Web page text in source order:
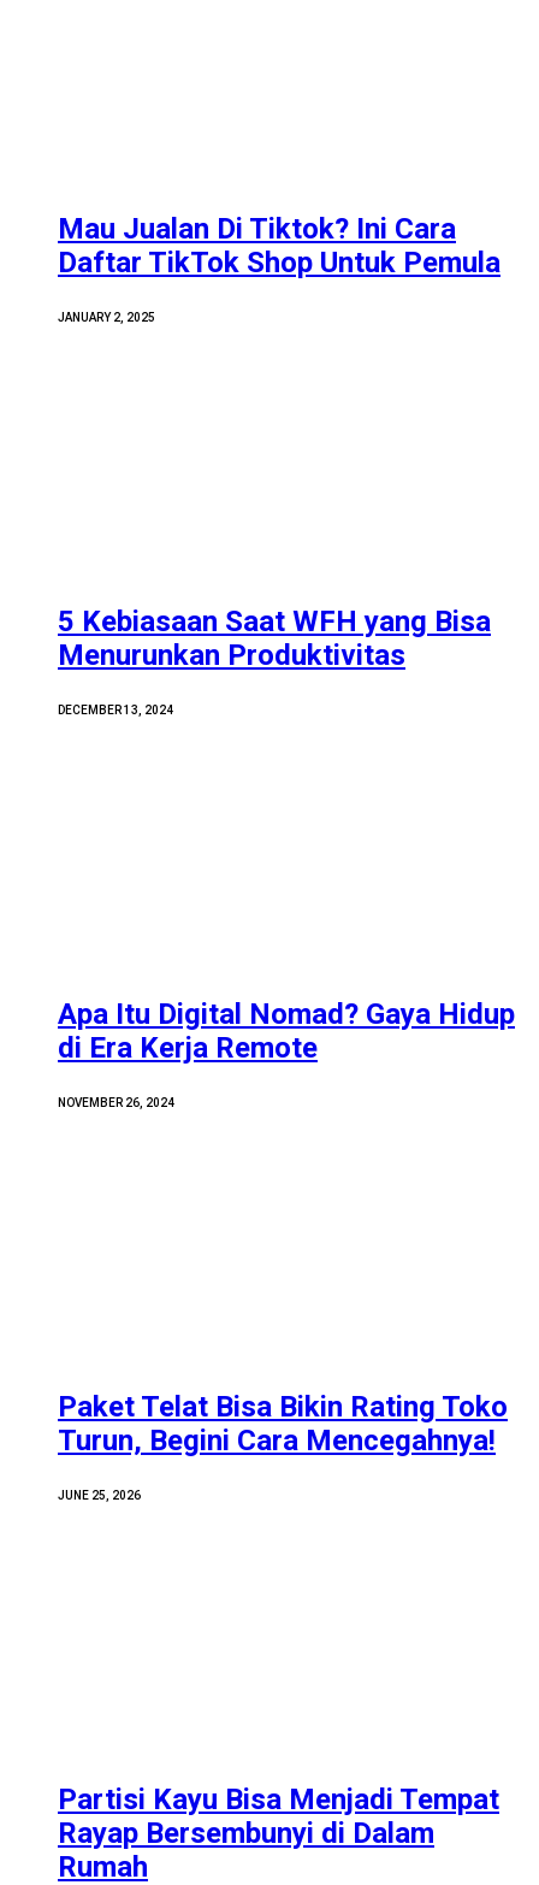
Mau Jualan Di Tiktok? Ini Cara
Daftar TikTok Shop Untuk Pemula
JANUARY 2, 2025
5 Kebiasaan Saat WFH yang Bisa
Menurunkan Produktivitas
DECEMBER 13, 2024
Apa Itu Digital Nomad? Gaya Hidup
di Era Kerja Remote
NOVEMBER 26, 2024
Paket Telat Bisa Bikin Rating Toko
Turun, Begini Cara Mencegahnya!
JUNE 25, 2026
Partisi Kayu Bisa Menjadi Tempat
Rayap Bersembunyi di Dalam
Rumah